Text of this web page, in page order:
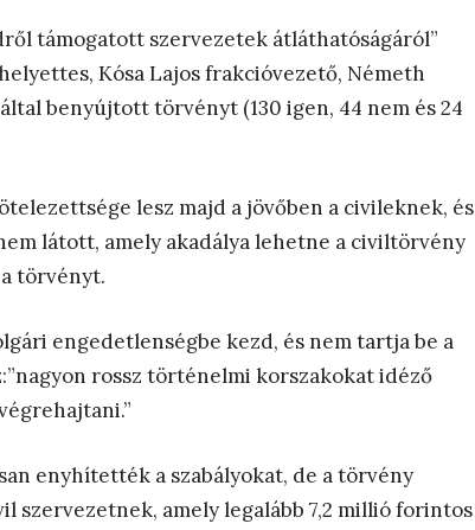
támogatott szervezetek átláthatóságáról”
Kósa Lajos frakcióvezető, Németh
benyújtott törvényt (130 igen, 44 nem és 24
lesz majd a jövőben a civileknek, és
látott, amely akadálya lehetne a civiltörvény
törvényt.
engedetlenségbe kezd, és nem tartja be a
rossz történelmi korszakokat idéző
enyhítették a szabályokat, de a törvény
amely legalább 7,2 millió forintos